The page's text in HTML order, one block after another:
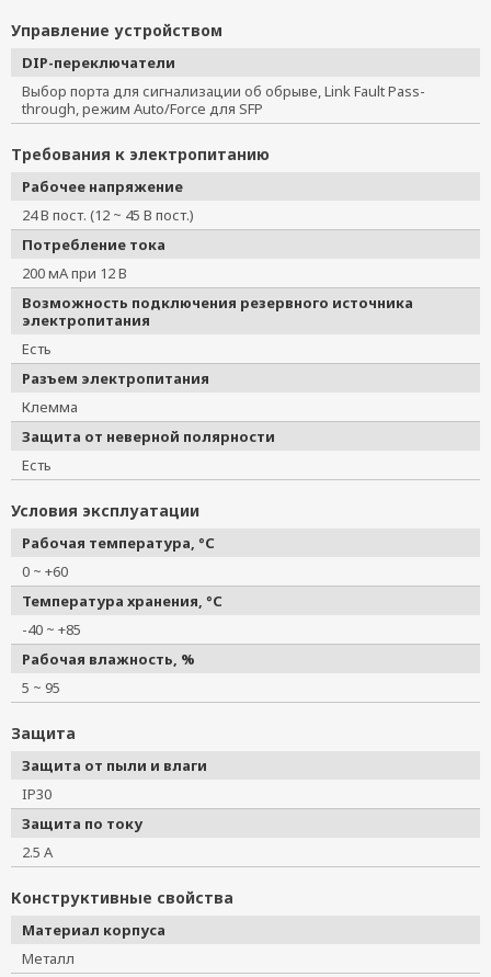
Управление устройством
DIP-переключатели
Выбор порта для сигнализации об обрыве, Link Fault Pass-
through, режим Auto/Force для SFP
Требования к электропитанию
Рабочее напряжение
24 В пост. (12 ~ 45 В пост.)
Потребление тока
200 мА при 12 В
Возможность подключения резервного источника
электропитания
Есть
Разъем электропитания
Клемма
Защита от неверной полярности
Есть
Условия эксплуатации
Рабочая температура, °C
0 ~ +60
Температура хранения, °C
-40 ~ +85
Рабочая влажность, %
5 ~ 95
Защита
Защита от пыли и влаги
IP30
Защита по току
2.5 А
Конструктивные свойства
Материал корпуса
Металл